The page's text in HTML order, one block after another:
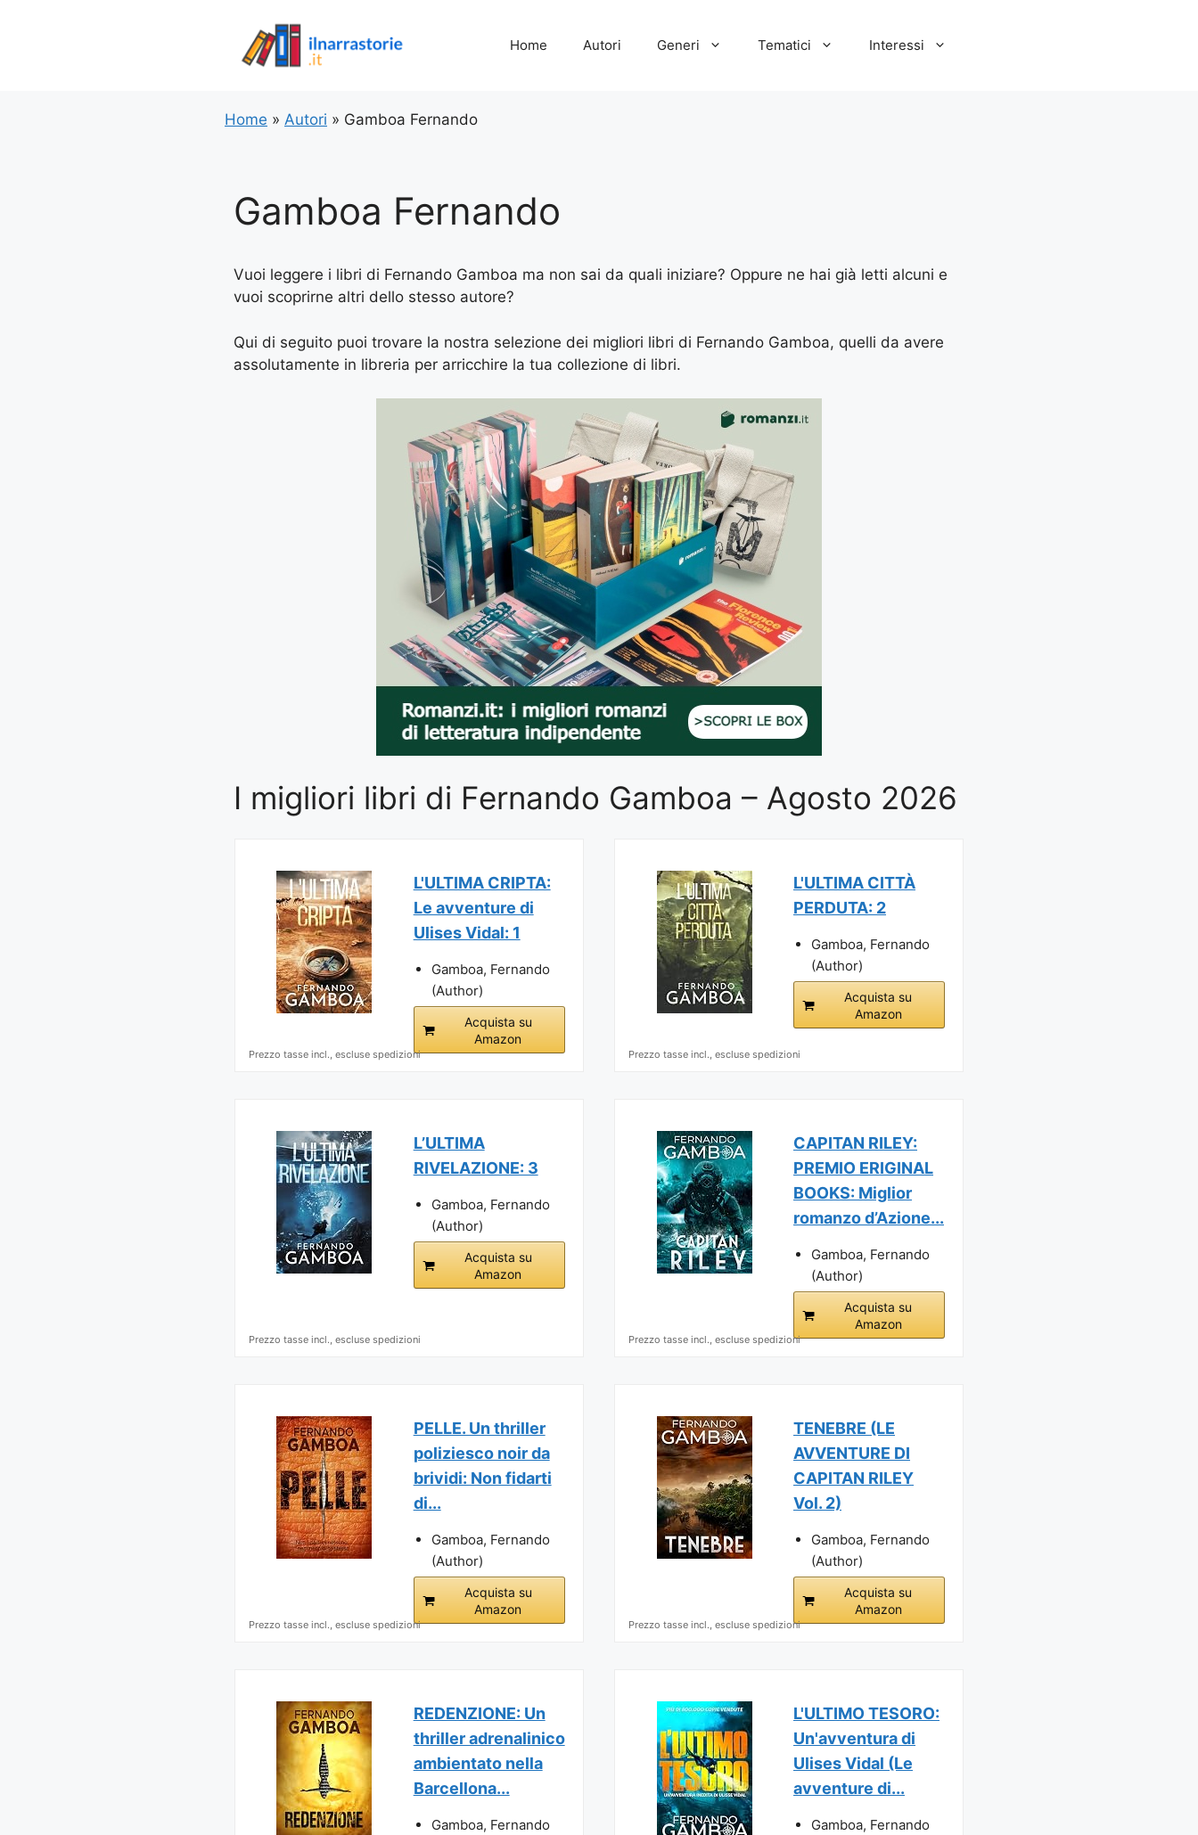
Home Autori Generi Tematici Interessi
Home » Autori » Gamboa Fernando
Gamboa Fernando
Vuoi leggere i libri di Fernando Gamboa ma non sai da quali iniziare? Oppure ne hai già letti alcuni e
vuoi scoprirne altri dello stesso autore?
Qui di seguito puoi trovare la nostra selezione dei migliori libri di Fernando Gamboa, quelli da avere
assolutamente in libreria per arricchire la tua collezione di libri.
I migliori libri di Fernando Gamboa – Agosto 2026
L'ULTIMA CRIPTA:
Le avventure di
Ulises Vidal: 1
Gamboa, Fernando
(Author)
Acquista su
Amazon
Prezzo tasse incl., escluse spedizioni
L'ULTIMA CITTÀ
PERDUTA: 2
Gamboa, Fernando
(Author)
Acquista su
Amazon
Prezzo tasse incl., escluse spedizioni
L’ULTIMA
RIVELAZIONE: 3
Gamboa, Fernando
(Author)
Acquista su
Amazon
Prezzo tasse incl., escluse spedizioni
CAPITAN RILEY:
PREMIO ERIGINAL
BOOKS: Miglior
romanzo d’Azione...
Gamboa, Fernando
(Author)
Acquista su
Amazon
Prezzo tasse incl., escluse spedizioni
PELLE. Un thriller
poliziesco noir da
brividi: Non fidarti
di...
Gamboa, Fernando
(Author)
Acquista su
Amazon
Prezzo tasse incl., escluse spedizioni
TENEBRE (LE
AVVENTURE DI
CAPITAN RILEY
Vol. 2)
Gamboa, Fernando
(Author)
Acquista su
Amazon
Prezzo tasse incl., escluse spedizioni
REDENZIONE: Un
thriller adrenalinico
ambientato nella
Barcellona...
Gamboa, Fernando
L'ULTIMO TESORO:
Un'avventura di
Ulises Vidal (Le
avventure di...
Gamboa, Fernando